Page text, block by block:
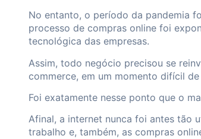
No entanto, o período da pandemia
processo de compras online foi
tecnológica das empresas.
Assim, todo negócio precisou se
commerce, em um momento difícil
Foi exatamente nesse ponto que o
Afinal, a internet nunca foi antes tão
trabalho e, também, as compras